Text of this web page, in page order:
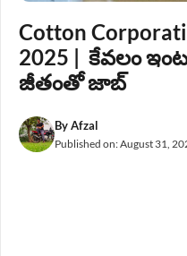
Cotton
2025 | కేవలం
జీతంతో జాబ్
ByAfzal
Published on:August 31,